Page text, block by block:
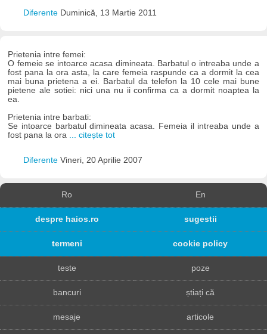
Diferente Duminică, 13 Martie 2011
Prietenia intre femei:
O femeie se intoarce acasa dimineata. Barbatul o intreaba unde a
fost pana la ora asta, la care femeia raspunde ca a dormit la cea
mai buna prietena a ei. Barbatul da telefon la 10 cele mai bune
pietene ale sotiei: nici una nu ii confirma ca a dormit noaptea la
ea.
Prietenia intre barbati:
Se intoarce barbatul dimineata acasa. Femeia il intreaba unde a
fost pana la ora
... citește tot
Diferente Vineri, 20 Aprilie 2007
Ro En
despre haios.ro sugestii
termeni cookie policy
teste poze
bancuri știați că
mesaje articole